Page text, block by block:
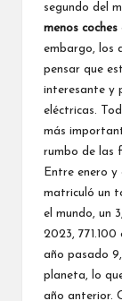
segundo del
menos
embargo, los
pensar que
interesante y
eléctricas.
más
rumbo de las
Entre enero y
matriculó un
el mundo, un
2023, 771.100
año pasado
planeta, lo
año anterior.